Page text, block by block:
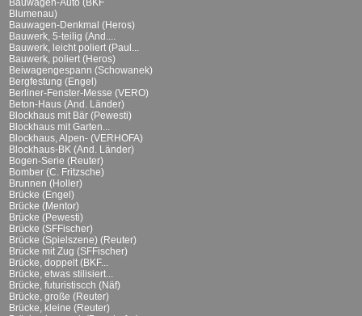
Bauwagen-Auto (BKF
Blumenau)
Bauwagen-Denkmal (Heros)
Bauwerk, 5-teilig (And....
Bauwerk, leicht poliert (Paul...
Bauwerk, poliert (Heros)
Beiwagengespann (Schowanek)
Bergfestung (Engel)
Berliner-Fenster-Messe (VERO)
Beton-Haus (And. Länder)
Blockhaus mit Bär (Pewesti)
Blockhaus mit Garten...
Blockhaus, Alpen- (VERHOFA)
Blockhaus-BK (And. Länder)
Bogen-Serie (Reuter)
Bomber (C. Fritzsche)
Brunnen (Holler)
Brücke (Engel)
Brücke (Mentor)
Brücke (Pewesti)
Brücke (SFFischer)
Brücke (Spielszene) (Reuter)
Brücke mit Zug (SFFischer)
Brücke, doppelt (BKF...
Brücke, etwas stilisiert...
Brücke, futuristiscch (Näf)
Brücke, große (Reuter)
Brücke, kleine (Reuter)